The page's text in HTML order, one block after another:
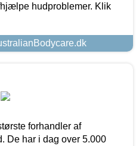
hudproblemer. Klik
forhandler af
De har i dag over 5.000